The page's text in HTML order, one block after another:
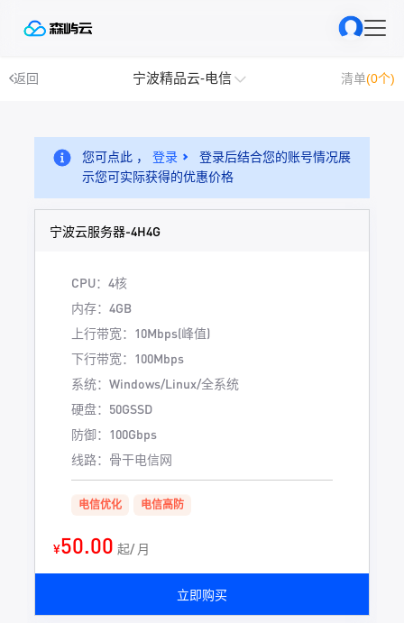
返回 宁波精品云-电信 清单(0个)
您可点此 ， 登录
登录后结合您的账号情况展
示您可实际获得的优惠价格
宁波云服务器-4H4G
CPU：4核
内存：4GB
上行带宽：10Mbps(峰值)
下行带宽：100Mbps
系统：Windows/Linux/全系统
硬盘：50GSSD
防御：100Gbps
线路：骨干电信网
电信优化 电信高防
¥50.00 起/ 月
立即购买